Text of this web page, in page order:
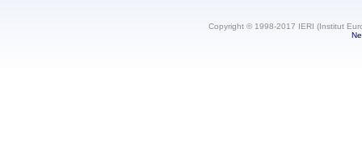
Copyright © 1998-2017 IERI (Institut